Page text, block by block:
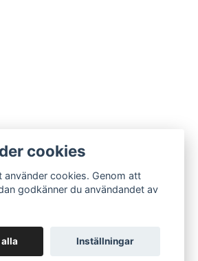
cookies
använder cookies. Genom att
godkänner du användandet av
Inställningar